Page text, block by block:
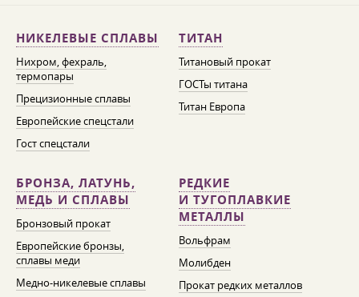
НИКЕЛЕВЫЕ СПЛАВЫ
Нихром, фехраль,
термопары
Прецизионные сплавы
Европейские спецстали
Гост спецстали
ТИТАН
Титановый прокат
ГОСТы титана
Титан Европа
БРОНЗА, ЛАТУНЬ,
МЕДЬ И СПЛАВЫ
Бронзовый прокат
Европейские бронзы,
сплавы меди
Медно-никелевые сплавы
РЕДКИЕ
И ТУГОПЛАВКИЕ
МЕТАЛЛЫ
Вольфрам
Молибден
Прокат редких металлов